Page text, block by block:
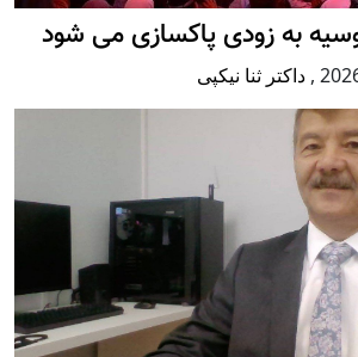
به زودی پاکسازی می شود
, داکتر ثنا نیکپی